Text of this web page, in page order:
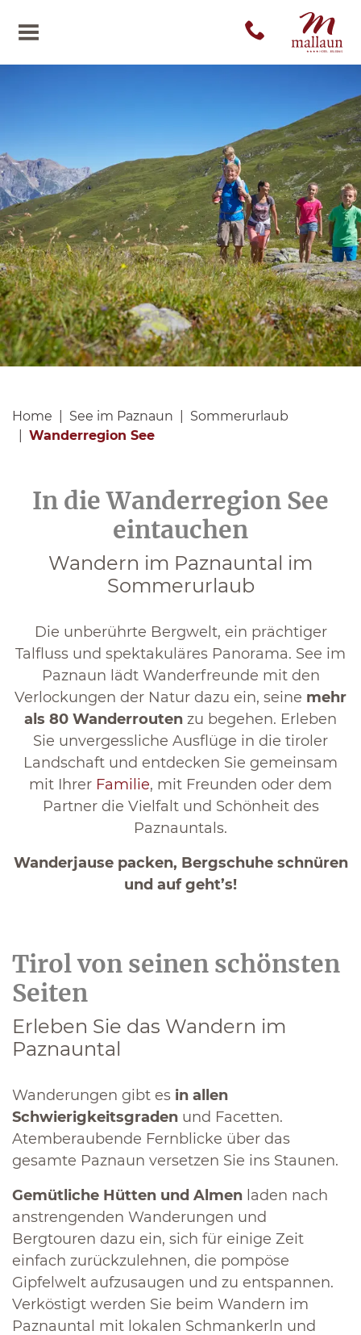
Home See im Paznaun
Sommerurlaub
Wanderregion See
In die Wanderregion See
eintauchen
Wandern im Paznauntal im
Sommerurlaub
Die unberührte Bergwelt, ein prächtiger
Talfluss und spektakuläres Panorama. See im
Paznaun lädt Wanderfreunde mit den
Verlockungen der Natur dazu ein, seine mehr
als 80 Wanderrouten zu begehen. Erleben
Sie unvergessliche Ausflüge in die tiroler
Landschaft und entdecken Sie gemeinsam
mit Ihrer Familie, mit Freunden oder dem
Partner die Vielfalt und Schönheit des
Paznauntals.
Wanderjause packen, Bergschuhe schnüren
und auf geht’s!
Tirol von seinen schönsten
Seiten
Erleben Sie das Wandern im
Paznauntal
Wanderungen gibt es in allen
Schwierigkeitsgraden und Facetten.
Atemberaubende Fernblicke über das
gesamte Paznaun versetzen Sie ins Staunen.
Gemütliche Hütten und Almen laden nach
anstrengenden Wanderungen und
Bergtouren dazu ein, sich für einige Zeit
einfach zurückzulehnen, die pompöse
Gipfelwelt aufzusaugen und zu entspannen.
Verköstigt werden Sie beim Wandern im
Paznauntal mit lokalen Schmankerln und